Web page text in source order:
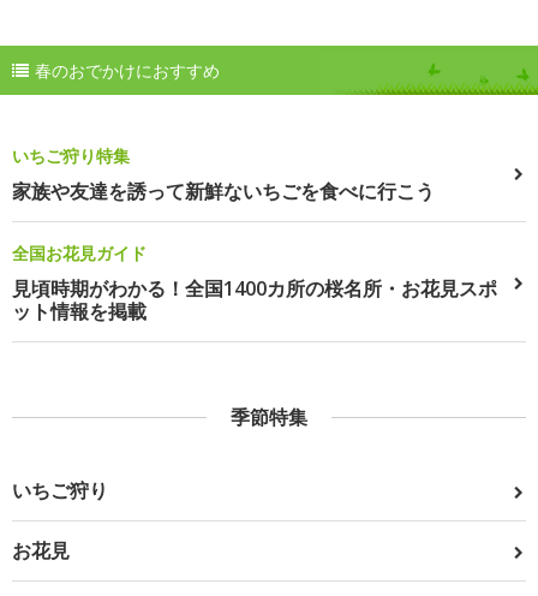
春のおでかけにおすすめ
いちご狩り特集
家族や友達を誘って新鮮ないちごを食べに行こう
全国お花見ガイド
見頃時期がわかる！全国1400カ所の桜名所・お花見スポ
ット情報を掲載
季節特集
いちご狩り
お花見